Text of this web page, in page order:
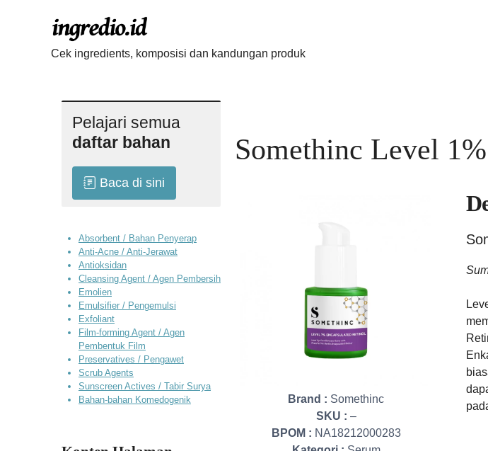
Cek ingredients, komposisi dan kandungan produk
Somethinc Level
Brand : Somethinc
SKU : –
BPOM : NA18212000283
Pelajari semua
daftar bahan
Baca di sini
Absorbent / Bahan Penyerap
Anti-Acne / Anti-Jerawat
Antioksidan
Cleansing Agent / Agen Pembersih
Emolien
Emulsifier / Pengemulsi
Exfoliant
Film-forming Agent / Agen
Pembentuk Film
Preservatives / Pengawet
Scrub Agents
Sunscreen Actives / Tabir Surya
Bahan-bahan Komedogenik